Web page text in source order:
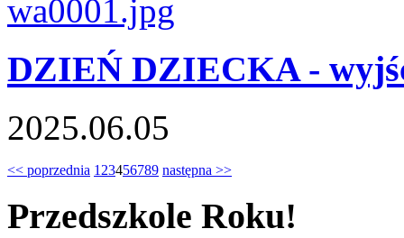
DZIEŃ DZIECKA -
2025.06.05
<< poprzednia 1 23456789 następna >>
Przedszkole Roku!